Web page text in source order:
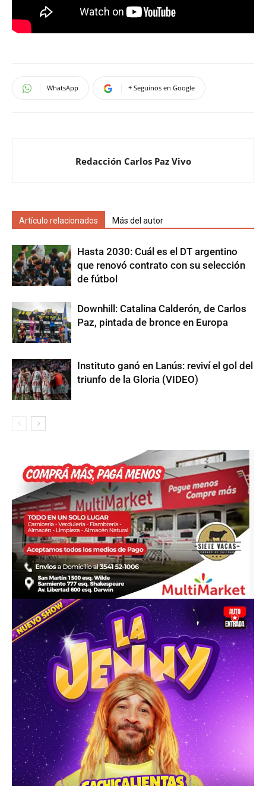
WhatsApp + Seguinos en Google
Redacción Carlos Paz Vivo
Artículo relacionados Más del autor
Hasta 2030: Cuál es el DT argentino
que renovó contrato con su selección
de fútbol
Downhill: Catalina Calderón, de Carlos
Paz, pintada de bronce en Europa
Instituto ganó en Lanús: reviví el gol del
triunfo de la Gloria (VIDEO)